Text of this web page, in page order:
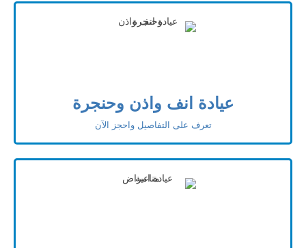
عيادة انف واذن وحنجرة
تعرف على التفاصيل واحجز الآن